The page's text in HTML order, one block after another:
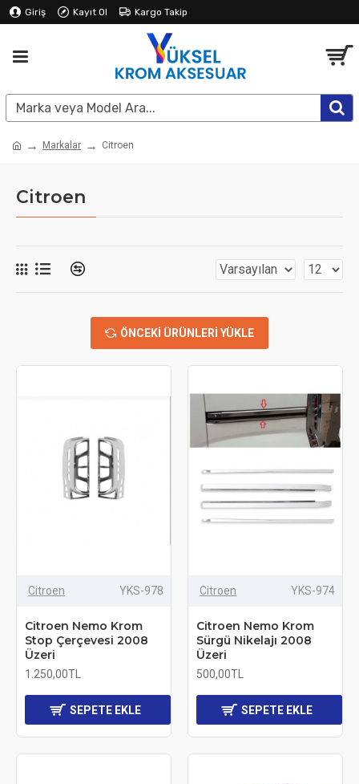
Giriş Kayıt Ol Kargo Takip
Markalar Citroen
Citroen
ÖNCEKI ÜRÜNLERI YÜKLE
Citroen YKS-978
Citroen Nemo Krom
Stop Çerçevesi 2008
Üzeri
1.250,00TL
SEPETE EKLE
Citroen YKS-974
Citroen Nemo Krom
Sürgü Nikelajı 2008
Üzeri
500,00TL
SEPETE EKLE